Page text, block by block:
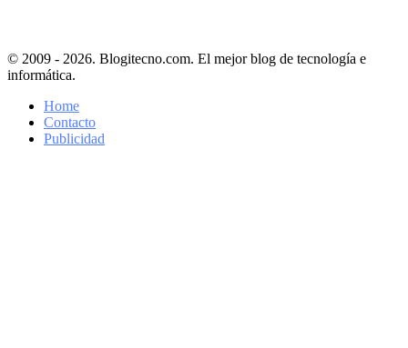
© 2009 - 2026. Blogitecno.com. El mejor blog de tecnología e
informática.
Home
Contacto
Publicidad